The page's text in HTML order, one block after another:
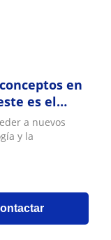
en
es el
a nuevos
y la